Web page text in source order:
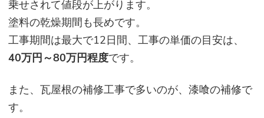
乗せされて値段が上がります。
塗料の乾燥期間も長めです。
工事期間は最大で12日間、工事の単価の目安は、
40万円～80万円程度です。
また、瓦屋根の補修工事で多いのが、漆喰の補修で
す。